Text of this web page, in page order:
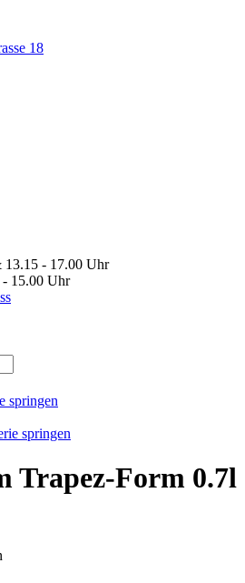
18
- 17.00 Uhr
15.00 Uhr
springen
springen
Trapez-Form 0.7l